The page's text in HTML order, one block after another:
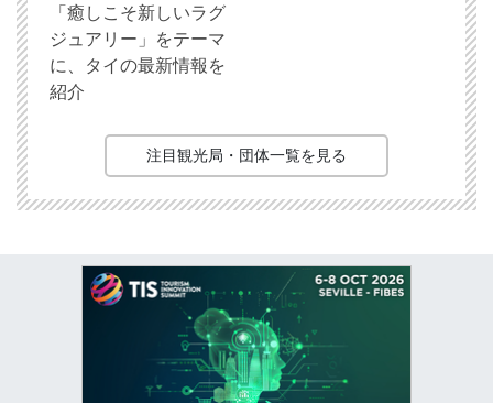
「癒しこそ新しいラグ
ジュアリー」をテーマ
に、タイの最新情報を
紹介
注目観光局・団体一覧を見る